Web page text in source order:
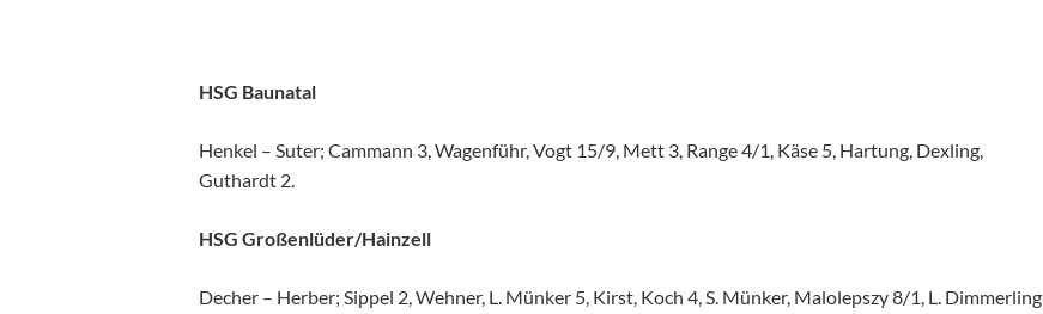
HSG Baunatal
Henkel – Suter; Cammann 3, Wagenführ, Vogt 15/9, Mett 3, Range 4/1, Käse 5, Hartung, Dexling,
Guthardt 2.
HSG Großenlüder/Hainzell
Decher – Herber; Sippel 2, Wehner, L. Münker 5, Kirst, Koch 4, S. Münker, Malolepszy 8/1, L. Dimmerling